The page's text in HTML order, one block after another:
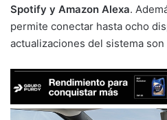
Spotify y Amazon Alexa.
permite conectar hasta ocho
actualizaciones del sistema son